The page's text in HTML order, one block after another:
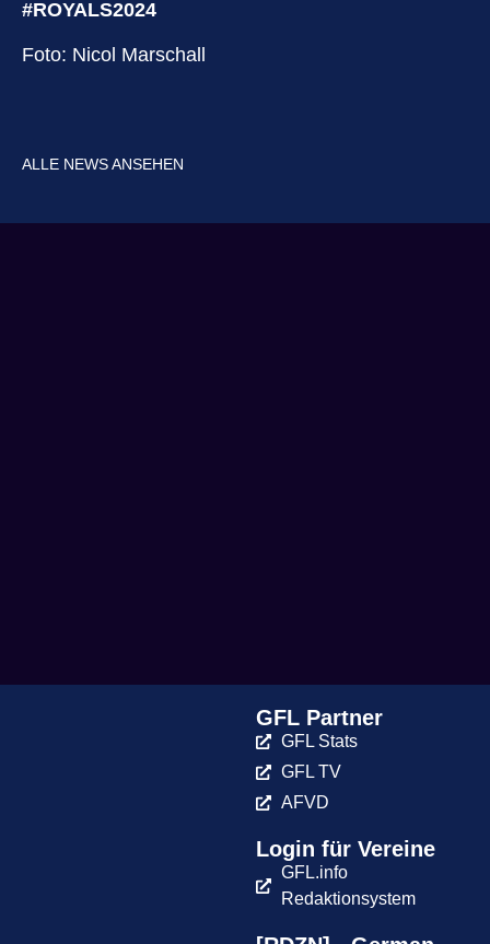
#ROYALS2024
Foto: Nicol Marschall
ALLE NEWS ANSEHEN
GFL Partner
GFL Stats
GFL TV
AFVD
Login für Vereine
GFL.info
Redaktionsystem